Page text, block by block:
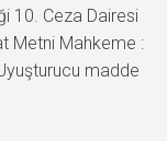
10. Ceza Dairesi
Mahkeme :
madde